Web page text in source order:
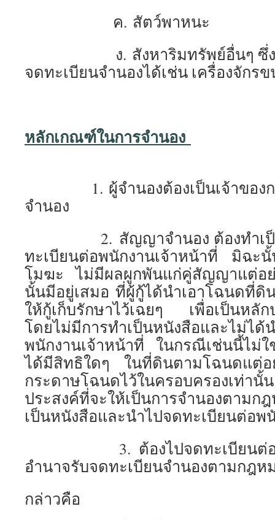
ค. สัตว์พาหนะ
ง. สังหาริมทรัพย์อื่นๆ ซึ่งก
จดทะเบียนจำนองได้เช่น เครื่องจักร
หลักเกณฑ์ในการจำนอง
1. ผู้จำนองต้องเป็นเจ้าของก
จำนอง
2. สัญญาจำนอง ต้องทำเป็น
ทะเบียนต่อพนักงานเจ้าหน้าที่ มิฉะ
โมฆะ ไม่มีผลผูกพันแก่คู่สัญญาแต่อย่
นั้นมีอยู่เสมอ ที่ผู้กู้ได้นำเอาโฉนดที่ดิ
ให้กู้เก็บรักษาไว้เฉยๆ เพื่อเป็นหลัก
โดยไม่มีการทำเป็นหนังสือและไม่ได้
พนักงานเจ้าหน้าที่ ในกรณีเช่นนี้ไม่
ได้มีสิทธิใดๆ ในที่ดินตามโฉนดแต่อ
กระดาษโฉนดไว้ในครอบครองเ
ประสงค์ที่จะให้เป็นการจำนองตาม
เป็นหนังสือและนำไปจดทะเบียนต่อพ
3. ต้องไปจดทะเบียนต่อพนั
อำนาจรับจดทะเบียนจำนองตามกฎห
กล่าวคือ